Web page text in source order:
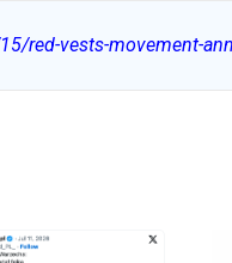
red-vests-movement-